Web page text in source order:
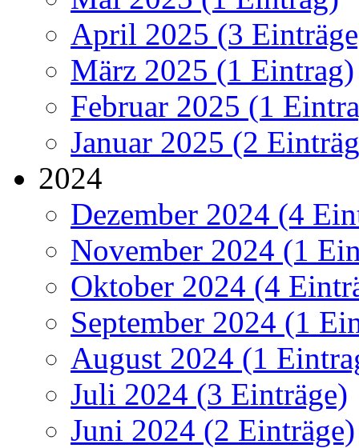
April 2025 (3
März 2025 (1 Eintrag)
Februar 2025 (1
Januar 2025 (2
2024
Dezember 2024 (4
November 2024 (1
Oktober 2024 (4
September 2024 (1
August 2024 (1
Juli 2024 (3 Einträge)
Juni 2024 (2 Einträge)